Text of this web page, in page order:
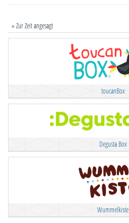
» Zur Zeit angesagt
toucanBox
Degusta Box
Wummelkiste